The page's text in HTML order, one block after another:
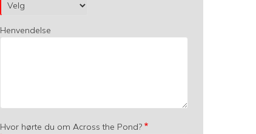
Henvendelse
Hvor hørte du om Across the Pond?